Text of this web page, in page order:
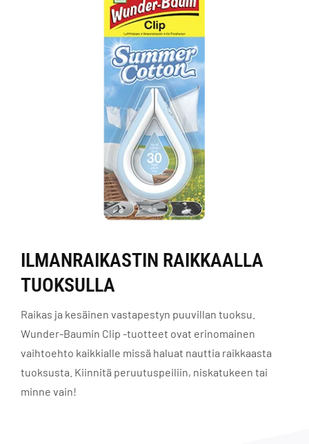
ILMANRAIKASTIN RAIKKAALLA
TUOKSULLA
Raikas ja kesäinen vastapestyn puuvillan tuoksu.
Wunder-Baumin Clip -tuotteet ovat erinomainen
vaihtoehto kaikkialle missä haluat nauttia raikkaasta
tuoksusta. Kiinnitä peruutuspeiliin, niskatukeen tai
minne vain!